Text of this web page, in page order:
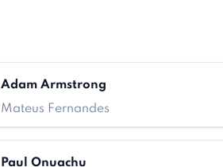
Adam Armstrong
Mateus Fernandes
Paul Onuachu